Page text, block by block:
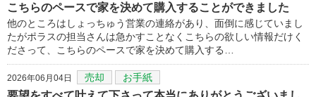
こちらのペースで家を決めて購入することができました
他のところはしょっちゅう営業の連絡があり、面倒に感じていまし
たがポラスの担当さんは急かすことなくこちらの欲しい情報だけく
ださって、こちらのペースで家を決めて購入する…
2026年06月04日 売却 お手紙